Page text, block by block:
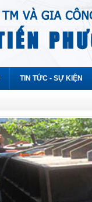
TIN TỨC - SỰ KIỆN